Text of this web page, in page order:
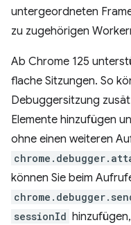
untergeordneten
zu zugehörigen
Ab Chrome 125
flache Sitzungen. So
Debuggersitzung
Elemente hinzufügen
ohne einen weiteren
können Sie beim
sessionId